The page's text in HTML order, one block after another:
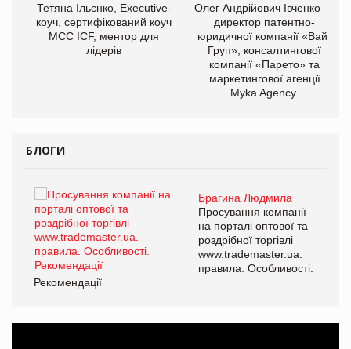
Тетяна Ільєнко, Executive-
коуч, сертифікований коуч
МСС ICF, ментор для
лідерів
Олег Андрійович Івченко —
директор патентно-
юридичної компанії «Вайз
Груп», консалтингової
компанії «Парето» та
маркетингової агенції
Myka Agency.
БЛОГИ
Брагина Людмила
Просування компанії
на порталі оптової та
роздрібної торгівлі
www.trademaster.ua.
правила. Особливості.
Рекомендації